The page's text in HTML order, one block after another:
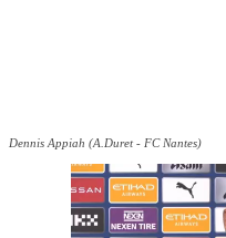
Dennis Appiah (A.Duret - FC Nantes)